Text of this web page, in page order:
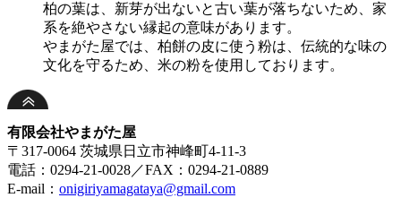
柏の葉は、新芽が出ないと古い葉が落ちないため、家
系を絶やさない縁起の意味があります。
やまがた屋では、柏餅の皮に使う粉は、伝統的な味の
文化を守るため、米の粉を使用しております。
有限会社やまがた屋
〒317-0064 茨城県日立市神峰町4-11-3
電話： 0294-21-0028／FAX：0294-21-0889
E-mail： onigiriyamagataya@gmail.com